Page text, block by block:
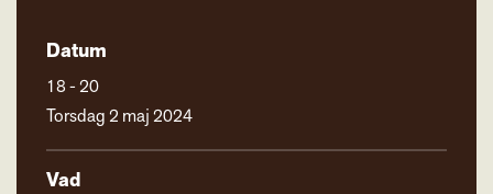
Datum
18 - 20
Torsdag 2 maj 2024
Vad